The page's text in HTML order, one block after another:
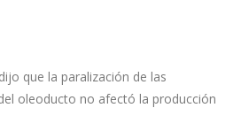
que la paralización de las
oleoducto no afectó la producción